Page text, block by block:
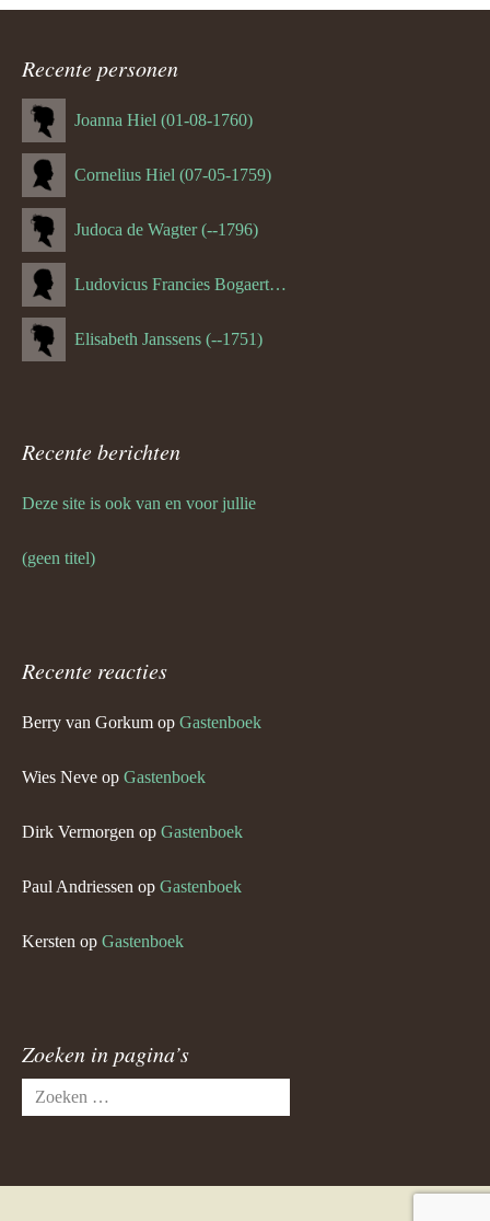
navigatie
Recente personen
Joanna Hiel (01-08-1760)
Cornelius Hiel (07-05-1759)
Judoca de Wagter (--1796)
Ludovicus Francies Bogaert (--1825)
Elisabeth Janssens (--1751)
Recente berichten
Deze site is ook van en voor jullie
(geen titel)
Recente reacties
Berry van Gorkum op Gastenboek
Wies Neve op Gastenboek
Dirk Vermorgen op Gastenboek
Paul Andriessen op Gastenboek
Kersten op Gastenboek
Zoeken in pagina’s
Zoeken
naar: